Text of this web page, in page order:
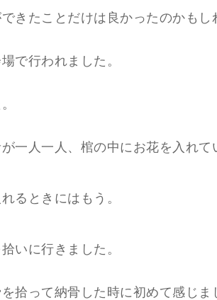
きたことだけは良かったのかもし
で行われました。
一人一人、棺の中にお花を入れて
るときにはもう。
いに行きました。
拾って納骨した時に初めて感じま